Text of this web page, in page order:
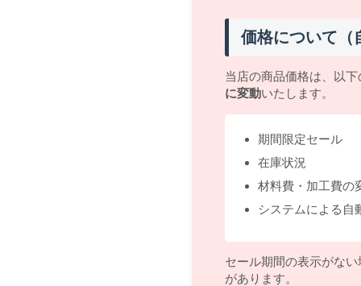
価格について（
当店の商品価格は、以
に変動いたします。
期間限定セール
在庫状況
材料費・加工費の
システムによる自
セール期間の表示がな
があります。